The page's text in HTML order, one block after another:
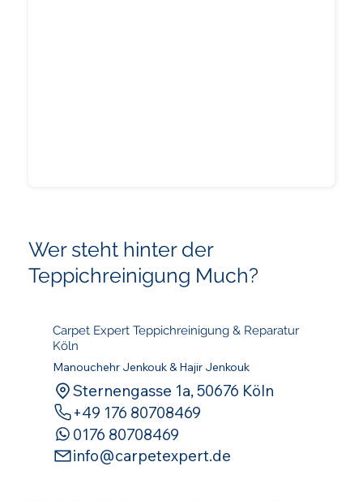
Wer steht hinter der
Teppichreinigung Much?
Carpet Expert Teppichreinigung & Reparatur
Köln
Manouchehr Jenkouk & Hajir Jenkouk
Sternengasse 1a, 50676 Köln
‪+49 176 80708469‬
0176 80708469
info@carpetexpert.de